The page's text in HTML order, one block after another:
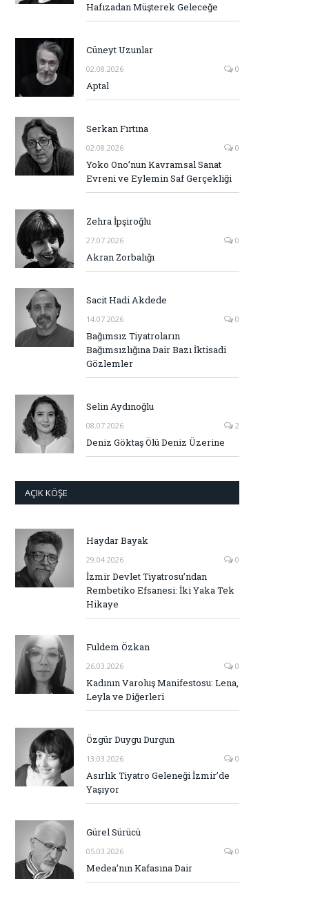
Hafızadan Müşterek Geleceğe
Cüneyt Uzunlar
02.08.2026 0
Aptal
Serkan Fırtına
02.08.2026 0
Yoko Ono’nun Kavramsal Sanat
Evreni ve Eylemin Saf Gerçekliği
Zehra İpşiroğlu
27.07.2026 0
Akran Zorbalığı
Sacit Hadi Akdede
14.07.2026 0
Bağımsız Tiyatroların
Bağımsızlığına Dair Bazı İktisadi
Gözlemler
Selin Aydınoğlu
08.07.2026 2
Deniz Göktaş Ölü Deniz Üzerine
AÇIK KÖŞE
Haydar Bayak
29.04.2026 0
İzmir Devlet Tiyatrosu’ndan
Rembetiko Efsanesi: İki Yaka Tek
Hikaye
Fuldem Özkan
26.03.2026 0
Kadının Varoluş Manifestosu: Lena,
Leyla ve Diğerleri
Özgür Duygu Durgun
13.03.2026 0
Asırlık Tiyatro Geleneği İzmir’de
Yaşıyor
Gürel Sürücü
05.03.2026 0
Medea’nın Kafasına Dair